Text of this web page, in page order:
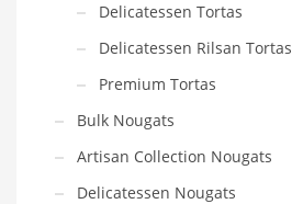
Delicatessen Tortas
Delicatessen Rilsan Tortas
Premium Tortas
Bulk Nougats
Artisan Collection Nougats
Delicatessen Nougats